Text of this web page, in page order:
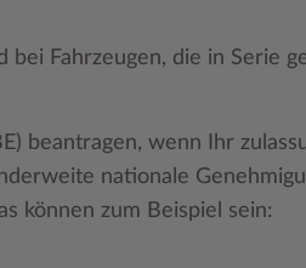
bei Fahrzeugen, die in Serie
beantragen, wenn Ihr
nationale
können zum Beispiel sein: